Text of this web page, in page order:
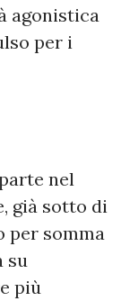
agonistica
per i
nel
già sotto di
per somma
su
più